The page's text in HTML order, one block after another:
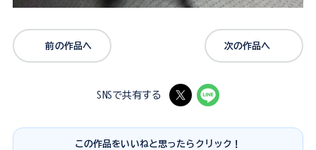
前の作品へ 次の作品へ
SNSで共有する
この作品をいいねと思ったらクリック！